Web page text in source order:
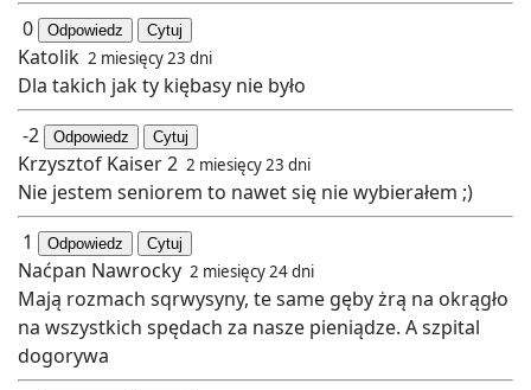
0 Odpowiedz Cytuj
Katolik 2 miesięcy 23 dni
Dla takich jak ty kiębasy nie było
-2
Odpowiedz Cytuj
Krzysztof Kaiser 2 2 miesięcy 23 dni
Nie jestem seniorem to nawet się nie wybierałem ;)
1
Odpowiedz Cytuj
Naćpan Nawrocky 2 miesięcy 24 dni
Mają rozmach sqrwysyny, te same gęby żrą na okrągło
na wszystkich spędach za nasze pieniądze. A szpital
dogorywa